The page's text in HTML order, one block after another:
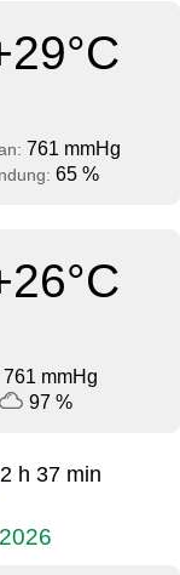
761 mmHg
65 %
761 mmHg
97 %
h 37 min